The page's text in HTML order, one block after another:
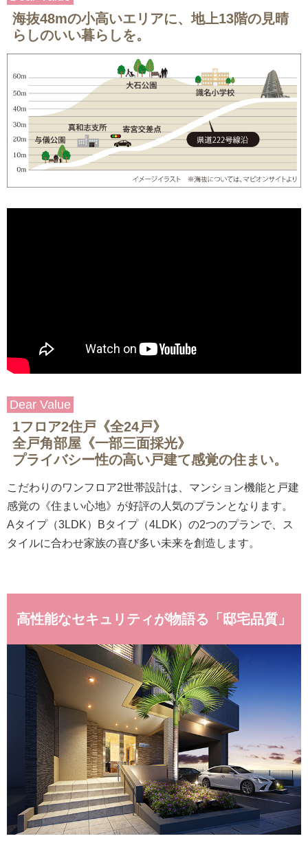
海抜48mの小高いエリアに、地上13階の見晴
らしのいい暮らしを。
Dear Value
1フロア2住戸《全24戸》
全戸角部屋《一部三面採光》
プライバシー性の高い戸建て感覚の住まい。
こだわりのワンフロア2世帯設計は、マンション機能と戸建
感覚の《住まい心地》が好評の人気のプランとなります。
Aタイプ（3LDK）Bタイプ（4LDK）の2つのプランで、ス
タイルに合わせ家族の喜び多い未来を創造します。
高性能なセキュリティが物語る「邸宅品質」